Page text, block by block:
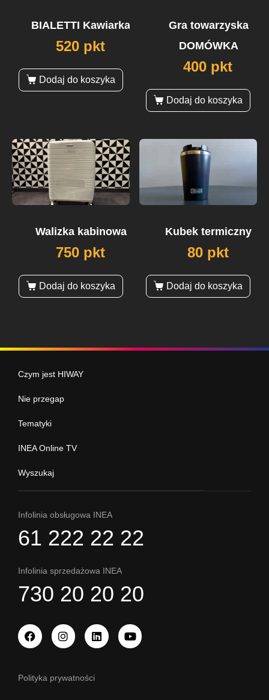
BIALETTI Kawiarka
520 pkt
Dodaj do koszyka
Gra towarzyska
DOMÓWKA
400 pkt
Dodaj do koszyka
Walizka kabinowa
750 pkt
Dodaj do koszyka
Kubek termiczny
80 pkt
Dodaj do koszyka
Czym jest HIWAY
Nie przegap
Tematyki
INEA Online TV
Wyszukaj
Infolinia obsługowa INEA
61 222 22 22
Infolinia sprzedażowa INEA
730 20 20 20
Polityka prywatności